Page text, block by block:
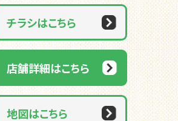
チラシはこちら
店舗詳細はこちら
地図はこちら